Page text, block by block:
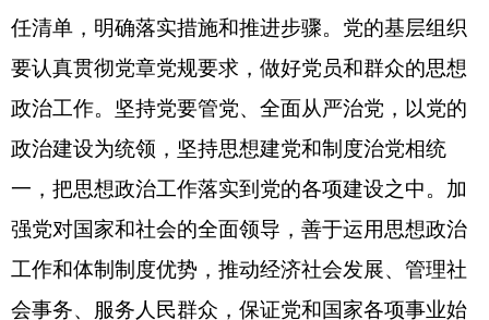
任清单，明确落实措施和推进步骤。党的基层组织
要认真贯彻党章党规要求，做好党员和群众的思想
政治工作。坚持党要管党、全面从严治党，以党的
政治建设为统领，坚持思想建党和制度治党相统
一，把思想政治工作落实到党的各项建设之中。加
强党对国家和社会的全面领导，善于运用思想政治
工作和体制制度优势，推动经济社会发展、管理社
会事务、服务人民群众，保证党和国家各项事业始